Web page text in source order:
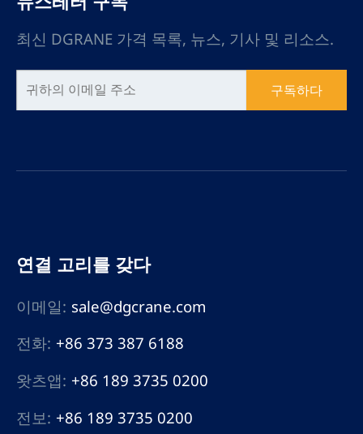
최신 DGRANE 가격 목록, 뉴스, 기사 및 리소스.
구독하다
연결 고리를 갖다
이메일: sale@dgcrane.com
전화: +86 373 387 6188
왓츠앱: +86 189 3735 0200
전보: +86 189 3735 0200